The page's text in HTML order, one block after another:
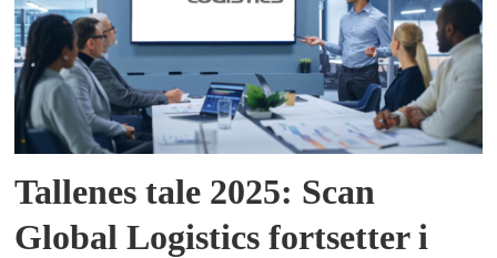
Tallenes tale 2025: Scan
Global Logistics fortsetter i